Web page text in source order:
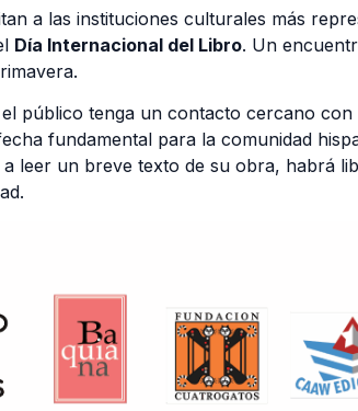
a las instituciones culturales más
Día Internacional del Libro. Un
público tenga un contacto cercano con
fundamental para la comunidad
leer un breve texto de su obra, habrá